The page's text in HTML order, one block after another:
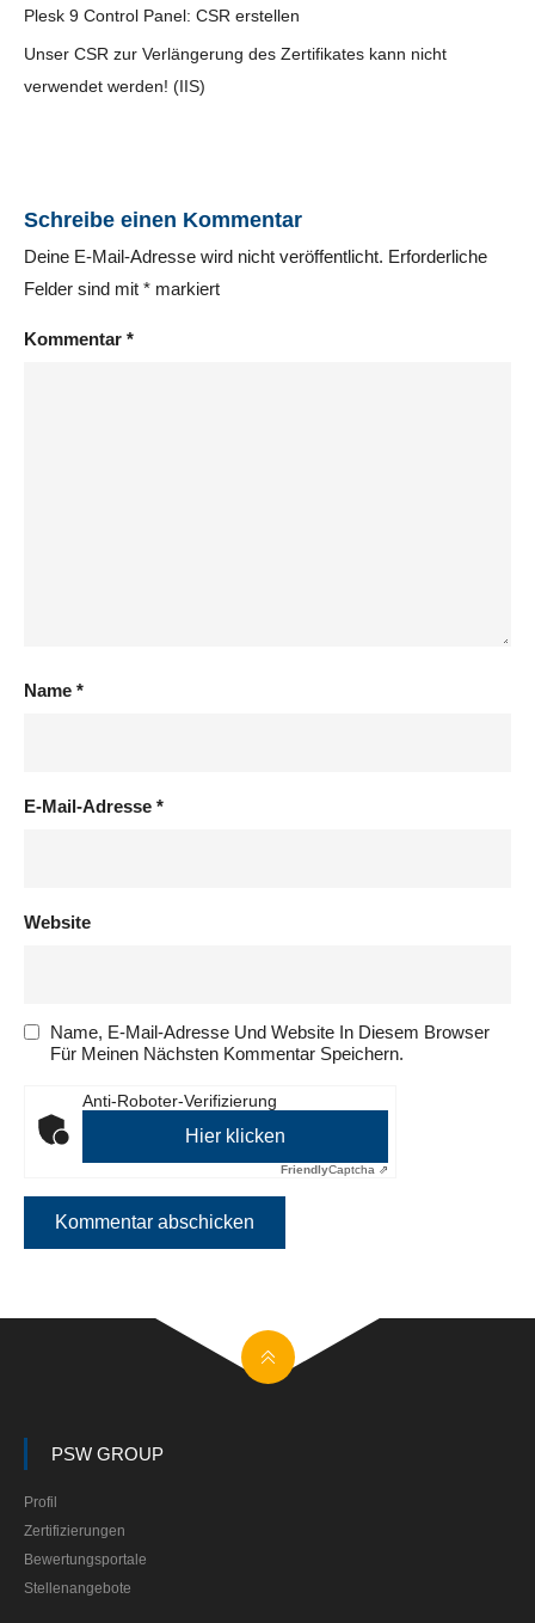
Plesk 9 Control Panel: CSR erstellen
Unser CSR zur Verlängerung des Zertifikates kann nicht
verwendet werden! (IIS)
Schreibe einen Kommentar
Deine E-Mail-Adresse wird nicht veröffentlicht. Erforderliche
Felder sind mit * markiert
Kommentar *
Name *
E-Mail-Adresse *
Website
Name, E-Mail-Adresse Und Website In Diesem Browser
Für Meinen Nächsten Kommentar Speichern.
Anti-Roboter-Verifizierung
Hier klicken
FriendlyCaptcha ⇗
PSW GROUP
Profil
Zertifizierungen
Bewertungsportale
Stellenangebote